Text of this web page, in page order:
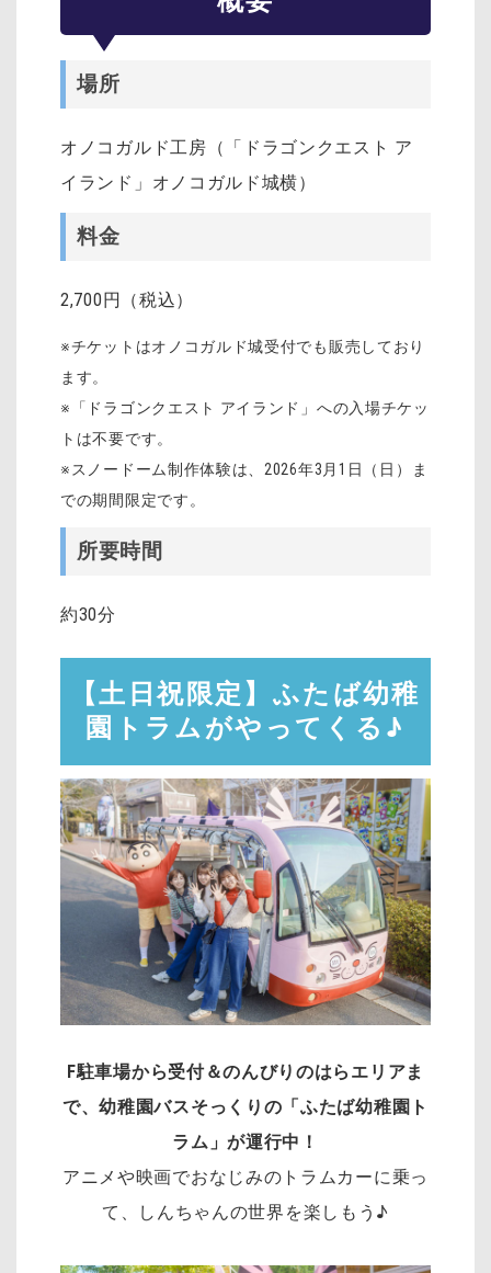
場所
オノコガルド工房（「ドラゴンクエスト ア
イランド」オノコガルド城横）
料金
2,700円（税込）
※チケットはオノコガルド城受付でも販売しており
ます。
※「ドラゴンクエスト アイランド」への入場チケッ
トは不要です。
※スノードーム制作体験は、2026年3月1日（日）ま
での期間限定です。
所要時間
約30分
【土日祝限定】ふたば幼稚
園トラムがやってくる♪
F駐車場から受付＆のんびりのはらエリアま
で、幼稚園バスそっくりの「ふたば幼稚園ト
ラム」が運行中！
アニメや映画でおなじみのトラムカーに乗っ
て、しんちゃんの世界を楽しもう♪